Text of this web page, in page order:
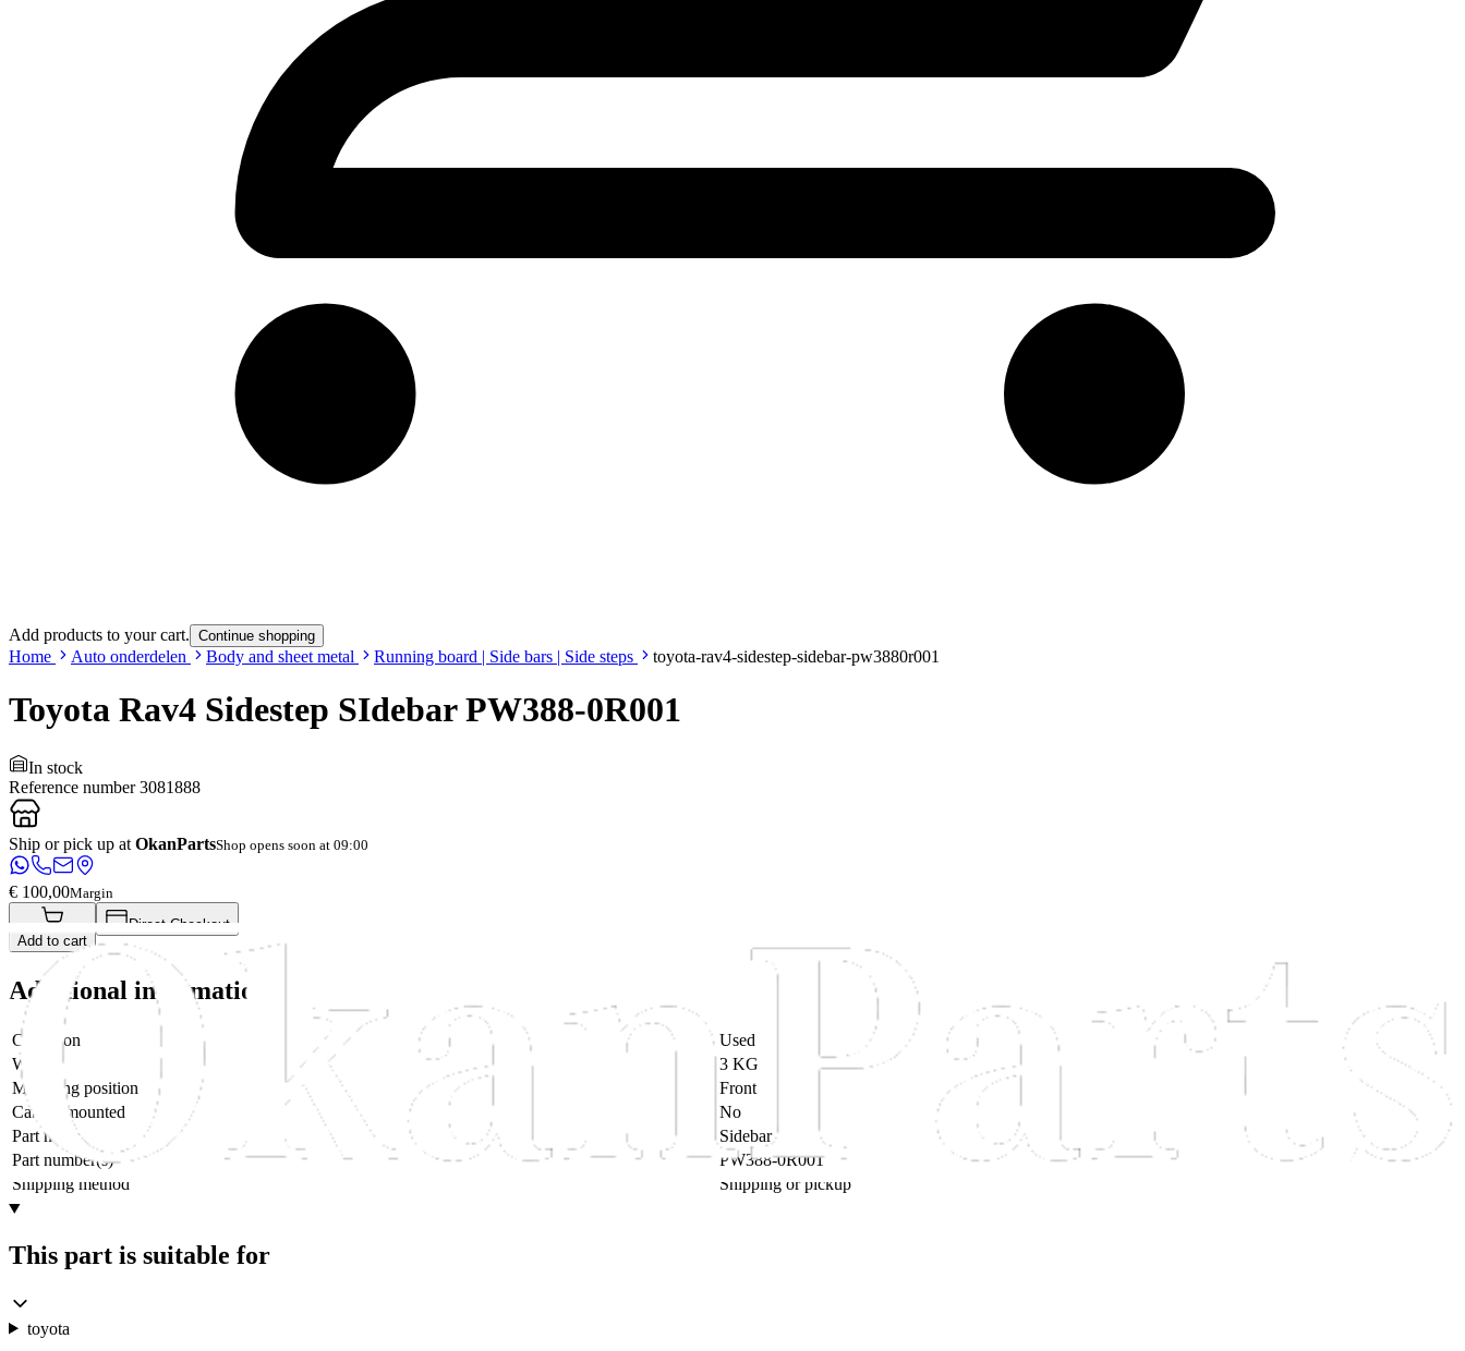
Add products to your cart. Continue shopping
Home Auto onderdelen Body and sheet metal Running board | Side bars | Side steps toyota-rav4-sidestep-sidebar-pw3880r001
Toyota Rav4 Sidestep SIdebar PW388-0R001
In stock
Reference number 3081888
Ship or pick up at OkanPartsShop opens soon at 09:00
€ 100,00Margin
Add to cart
Direct Checkout
Additional information
Condition
Used
Weight
3 KG
Mounting position
Front
Can be mounted
No
Part name
Sidebar
Part number(s)
PW388-0R001
Shipping method
Shipping or pickup
This part is suitable for
toyota